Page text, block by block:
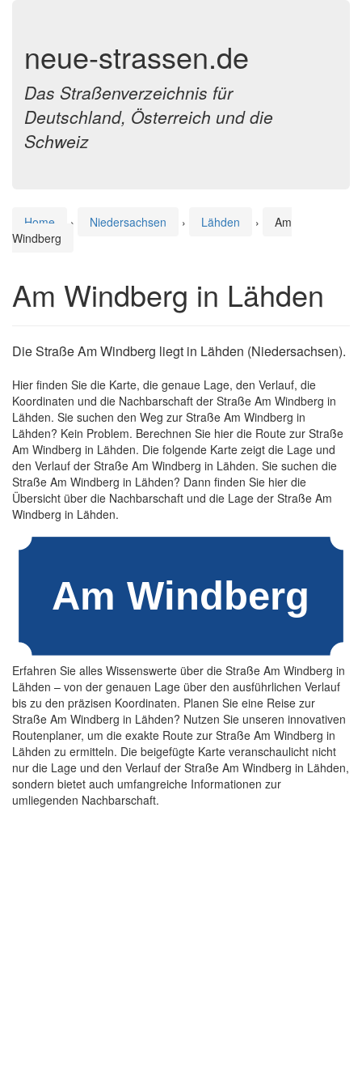
neue-strassen.de
Das Straßenverzeichnis für
Deutschland, Österreich und die
Schweiz
Home › Niedersachsen › Lähden ›
Am
Windberg
Am Windberg in Lähden
Die Straße Am Windberg liegt in Lähden (Niedersachsen).
Hier finden Sie die Karte, die genaue Lage, den Verlauf, die
Koordinaten und die Nachbarschaft der Straße Am Windberg in
Lähden. Sie suchen den Weg zur Straße Am Windberg in
Lähden? Kein Problem. Berechnen Sie hier die Route zur Straße
Am Windberg in Lähden. Die folgende Karte zeigt die Lage und
den Verlauf der Straße Am Windberg in Lähden. Sie suchen die
Straße Am Windberg in Lähden? Dann finden Sie hier die
Übersicht über die Nachbarschaft und die Lage der Straße Am
Windberg in Lähden.
Erfahren Sie alles Wissenswerte über die Straße Am Windberg in
Lähden – von der genauen Lage über den ausführlichen Verlauf
bis zu den präzisen Koordinaten. Planen Sie eine Reise zur
Straße Am Windberg in Lähden? Nutzen Sie unseren innovativen
Routenplaner, um die exakte Route zur Straße Am Windberg in
Lähden zu ermitteln. Die beigefügte Karte veranschaulicht nicht
nur die Lage und den Verlauf der Straße Am Windberg in Lähden,
sondern bietet auch umfangreiche Informationen zur
umliegenden Nachbarschaft.